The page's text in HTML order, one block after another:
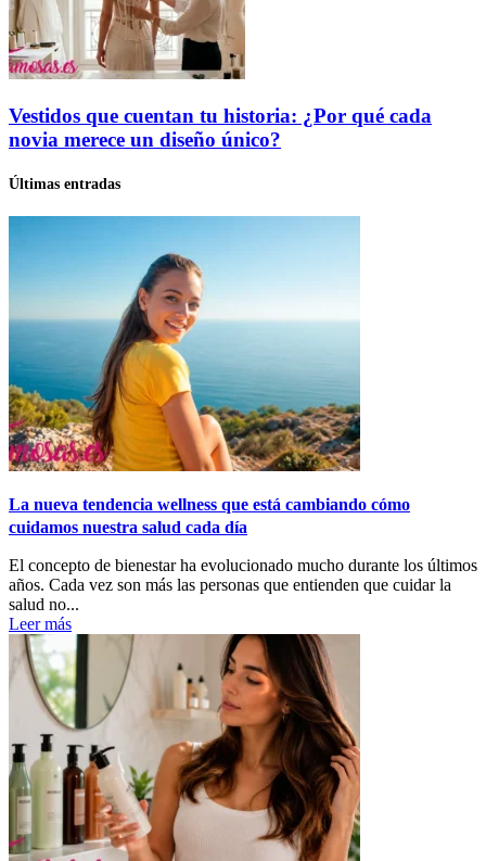
Vestidos que cuentan tu historia: ¿Por qué cada
novia merece un diseño único?
Últimas entradas
La nueva tendencia wellness que está cambiando cómo
cuidamos nuestra salud cada día
El concepto de bienestar ha evolucionado mucho durante los últimos
años. Cada vez son más las personas que entienden que cuidar la
salud no...
Leer más